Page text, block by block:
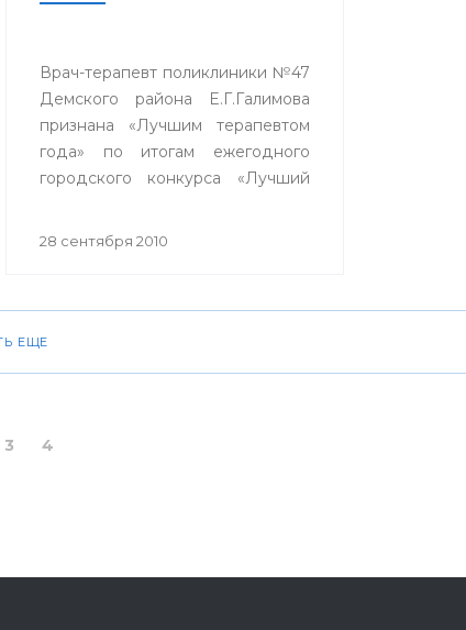
Врач-терапевт поликлиники №47
Демского района Е.Г.Галимова
признана «Лучшим терапевтом
года» по итогам ежегодного
городского конкурса «Лучший
заслуженные награды получили
проходящего в столице вот уже
в девятый раз, один из них
28 сентября 2010
ЕЩЕ
3 4